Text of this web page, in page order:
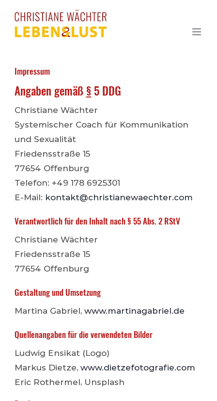
Inhalt
springen
Impressum
Angaben gemäß §5 DDG
Christiane Wächter
Systemischer Coach für Kommunikation
und Sexualität
Friedensstraße 15
77654 Offenburg
Telefon: +49 178 6925301
E-Mail: kontakt@christianewaechter.com
Verantwortlich für den Inhalt nach § 55 Abs. 2 RStV
Christiane Wächter
Friedensstraße 15
77654 Offenburg
Gestaltung und Umsetzung
Martina Gabriel, www.martinagabriel.de
Quellenangaben für die verwendeten Bilder
Ludwig Ensikat (Logo)
Markus Dietze, www.dietzefotografie.com
Eric Rothermel, Unsplash